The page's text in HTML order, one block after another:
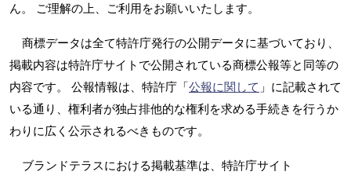
ん。 ご理解の上、ご利用をお願いいたします。
商標データは全て特許庁発行の公開データに基づいており、
掲載内容は特許庁サイトで公開されている商標公報等と同等の
内容です。 公報情報は、特許庁「公報に関して 」に記載されて
いる通り、権利者が独占排他的な権利を求める手続きを行うか
わりに広く公示されるべきものです。
ブランドテラスにおける掲載基準は、特許庁サイト